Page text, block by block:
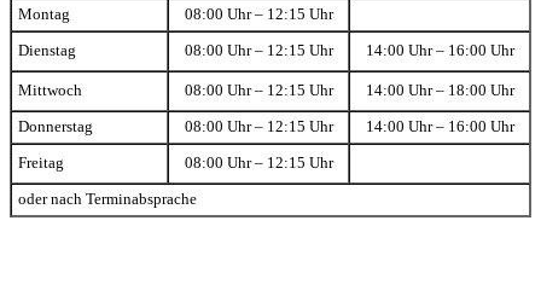
Montag 08:00 Uhr – 12:15 Uhr
Dienstag 08:00 Uhr – 12:15 Uhr 14:00 Uhr – 16:00 Uhr
Mittwoch 08:00 Uhr – 12:15 Uhr 14:00 Uhr – 18:00 Uhr
Donnerstag 08:00 Uhr – 12:15 Uhr 14:00 Uhr – 16:00 Uhr
Freitag 08:00 Uhr – 12:15 Uhr
oder nach Terminabsprache